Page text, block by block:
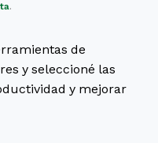
.
de
y seleccioné las
y mejorar